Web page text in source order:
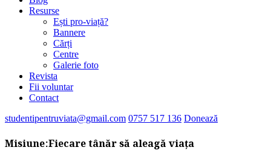
Resurse
Ești pro-viață?
Bannere
Cărți
Centre
Galerie foto
Revista
Fii voluntar
Contact
studentipentruviata@gmail.com 0757 517 136 Donează
Misiune:Fiecare tânăr să aleagă viața